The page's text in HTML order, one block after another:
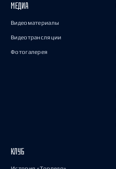
МЕДИА
Видеоматериалы
Видеотрансляции
Фотогалерея
КЛУБ